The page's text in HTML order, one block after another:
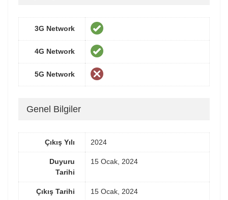
3G Network
4G Network
5G Network
Genel Bilgiler
Çıkış Yılı 2024
Duyuru
Tarihi
15 Ocak, 2024
Çıkış Tarihi 15 Ocak, 2024